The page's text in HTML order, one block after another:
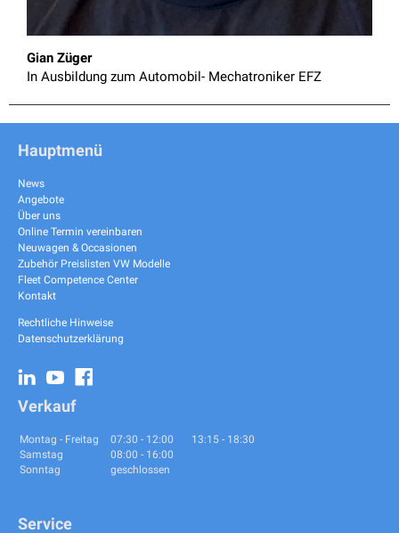
Gian Züger
In Ausbildung zum Automobil- Mechatroniker EFZ
Hauptmenü
News
Angebote
Über uns
Online Termin vereinbaren
Neuwagen & Occasionen
Zubehör Preislisten VW Modelle
Fleet Competence Center
Kontakt
Rechtliche Hinweise
Datenschutzerklärung
Verkauf
Montag - Freitag 07:30 - 12:00 13:15 - 18:30
Samstag
08:00 - 16:00
Sonntag
geschlossen
Service